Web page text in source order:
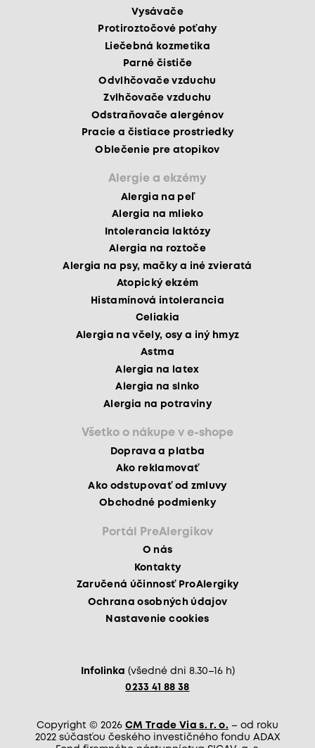
Vysávače
Protiroztočové poťahy
Liečebná kozmetika
Parné čističe
Odvlhčovače vzduchu
Zvlhčovače vzduchu
Odstraňovače alergénov
Pracie a čistiace prostriedky
Oblečenie pre atopikov
Alergie a ekzémy
Alergia na peľ
Alergia na mlieko
Intolerancia laktózy
Alergia na roztoče
Alergia na psy, mačky a iné zvieratá
Atopický ekzém
Histamínová intolerancia
Celiakia
Alergia na včely, osy a iný hmyz
Astma
Alergia na latex
Alergia na slnko
Alergia na potraviny
Všetko o nákupe v e-shope
Doprava a platba
Ako reklamovať
Ako odstupovať od zmluvy
Obchodné podmienky
Portál PreAlergikov
O nás
Kontakty
Zaručená účinnosť ProAlergiky
Ochrana osobných údajov
Nastavenie cookies
Infolinka (všedné dni 8.30–16 h)
0233 41 88 38
Copyright © 2026 CM Trade Via s. r. o. – od roku
2022 súčasťou českého investičného fondu ADAX